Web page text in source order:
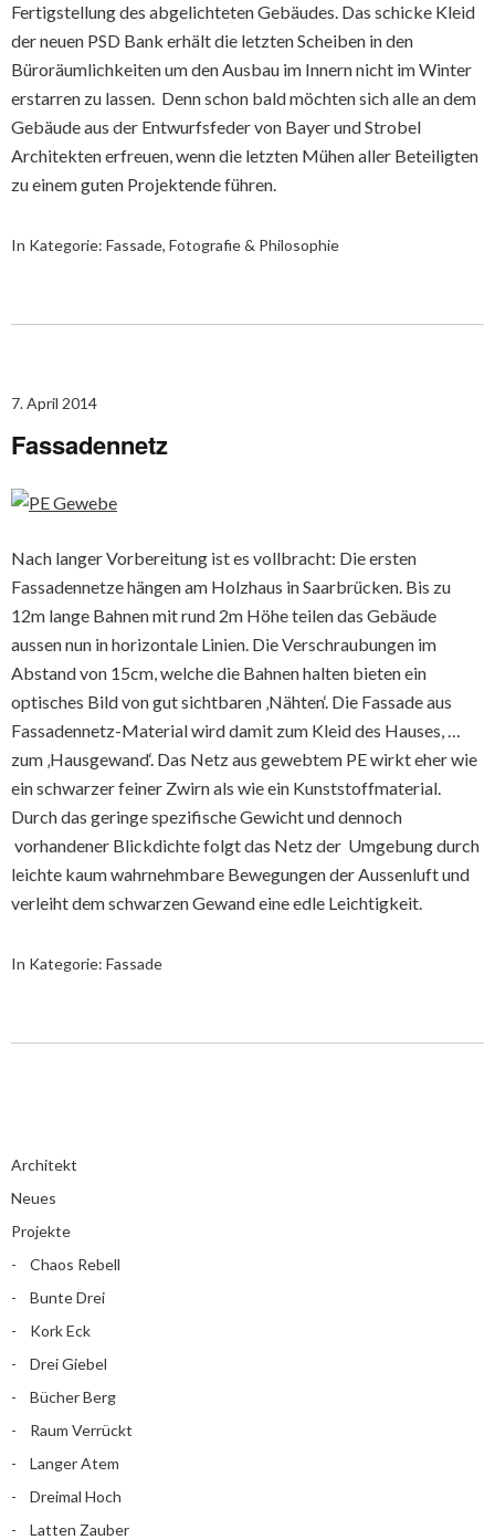
Fertigstellung des abgelichteten Gebäudes. Das schicke Kleid
der neuen PSD Bank erhält die letzten Scheiben in den
Büroräumlichkeiten um den Ausbau im Innern nicht im Winter
erstarren zu lassen. Denn schon bald möchten sich alle an dem
Gebäude aus der Entwurfsfeder von Bayer und Strobel
Architekten erfreuen, wenn die letzten Mühen aller Beteiligten
zu einem guten Projektende führen.
In Kategorie: Fassade, Fotografie & Philosophie
7. April 2014
Fassadennetz
Nach langer Vorbereitung ist es vollbracht: Die ersten
Fassadennetze hängen am Holzhaus in Saarbrücken. Bis zu
12m lange Bahnen mit rund 2m Höhe teilen das Gebäude
aussen nun in horizontale Linien. Die Verschraubungen im
Abstand von 15cm, welche die Bahnen halten bieten ein
optisches Bild von gut sichtbaren ‚Nähten‘. Die Fassade aus
Fassadennetz-Material wird damit zum Kleid des Hauses, …
zum ‚Hausgewand‘. Das Netz aus gewebtem PE wirkt eher wie
ein schwarzer feiner Zwirn als wie ein Kunststoffmaterial.
Durch das geringe spezifische Gewicht und dennoch
vorhandener Blickdichte folgt das Netz der Umgebung durch
leichte kaum wahrnehmbare Bewegungen der Aussenluft und
verleiht dem schwarzen Gewand eine edle Leichtigkeit.
In Kategorie: Fassade
Architekt
Neues
Projekte
Chaos Rebell
Bunte Drei
Kork Eck
Drei Giebel
Bücher Berg
Raum Verrückt
Langer Atem
Dreimal Hoch
Latten Zauber